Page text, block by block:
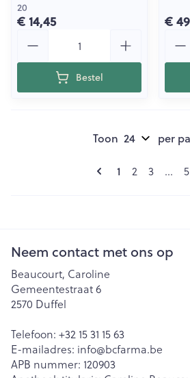
20
€ 14,45
Bestel
€
Pagina's
U lees
1 Pagina
2 Pagina
3 ... 5
Toon per
Neem contact met ons op
Beaucourt, Caroline
Gemeentestraat 6
2570 Duffel
Telefoon: +32 15 31 15 63
E-mailadres: info@bcfarma.be
APB nummer: 120903